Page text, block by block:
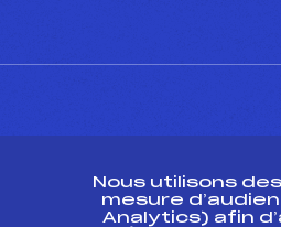
Nous utilisons
mesure
Analytics) afin